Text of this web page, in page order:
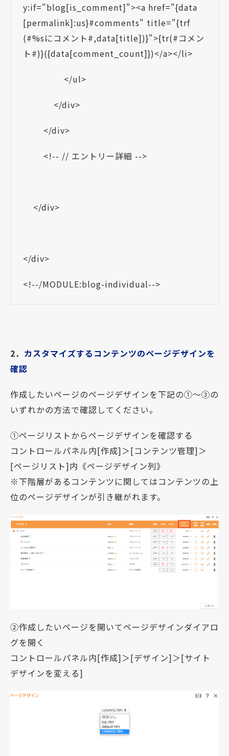
y:if="blog[is_comment]"><a href="{data
[permalink]:us}#comments" title="{trf
(#%sにコメント#,data[title])}">{tr(#コメン
ト#)}({data[comment_count]})</a></li>
</ul>
</div>
</div>
<!-- // エントリー詳細 -->
</div>
</div>
<!--/MODULE:blog-individual-->
2． カスタマイズするコンテンツのページデザインを
確認
作成したいページのページデザインを下記の①～③の
いずれかの方法で確認してください。
①ページリストからページデザインを確認する
コントロールパネル内[作成]＞[コンテンツ管理]＞
[ページリスト]内《ページデザイン列》
※下階層があるコンテンツに関してはコンテンツの上
位のページデザインが引き継がれます。
②作成したいページを開いてページデザインダイアロ
グを開く
コントロールパネル内[作成]＞[デザイン]＞[サイト
デザインを変える]